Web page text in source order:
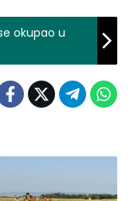
okupao u